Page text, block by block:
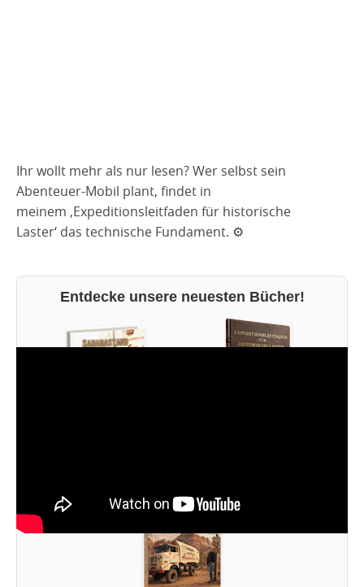
Ihr wollt mehr als nur lesen? Wer selbst sein
Abenteuer-Mobil plant, findet in
meinem ‚Expeditionsleitfaden für historische
Laster‘ das technische Fundament. ⚙️
Entdecke unsere neuesten Bücher!